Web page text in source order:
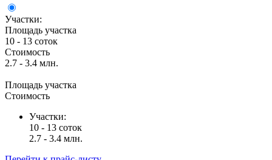
Участки:
Площадь участка
10 - 13 соток
Стоимость
2.7 - 3.4 млн.
Площадь участка
Стоимость
Участки:
10 - 13 соток
2.7 - 3.4 млн.